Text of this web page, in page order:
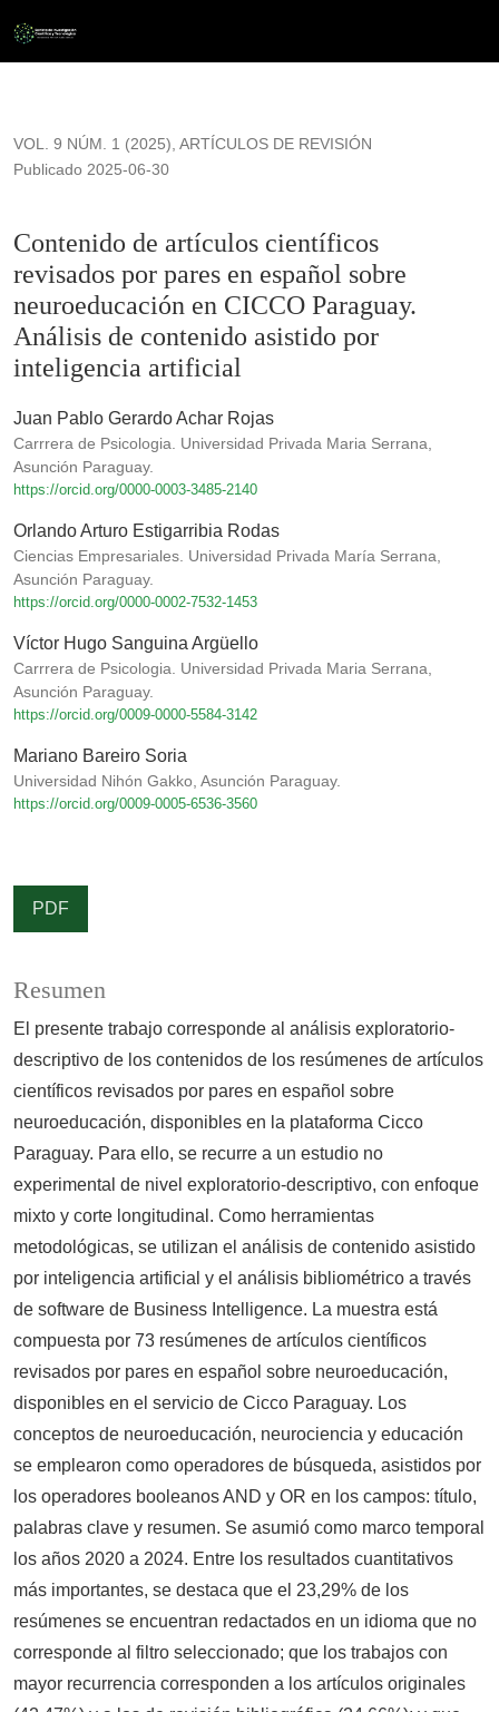
VOL. 9 NÚM. 1 (2025), ARTÍCULOS DE REVISIÓN
Contenido de artículos científicos
revisados por pares en español sobre
neuroeducación en CICCO Paraguay.
Análisis de contenido asistido por
inteligencia artificial
Publicado 2025-06-30
Juan Pablo Gerardo Achar Rojas
Carrrera de Psicologia. Universidad Privada Maria Serrana,
Asunción Paraguay.
https://orcid.org/0000-0003-3485-2140
Orlando Arturo Estigarribia Rodas
Ciencias Empresariales. Universidad Privada María Serrana,
Asunción Paraguay.
https://orcid.org/0000-0002-7532-1453
Víctor Hugo Sanguina Argüello
Carrrera de Psicologia. Universidad Privada Maria Serrana,
Asunción Paraguay.
https://orcid.org/0009-0000-5584-3142
Mariano Bareiro Soria
Universidad Nihón Gakko, Asunción Paraguay.
https://orcid.org/0009-0005-6536-3560
PDF
Resumen
El presente trabajo corresponde al análisis exploratorio-
descriptivo de los contenidos de los resúmenes de artículos
científicos revisados por pares en español sobre
neuroeducación, disponibles en la plataforma Cicco
Paraguay. Para ello, se recurre a un estudio no
experimental de nivel exploratorio-descriptivo, con enfoque
mixto y corte longitudinal. Como herramientas
metodológicas, se utilizan el análisis de contenido asistido
por inteligencia artificial y el análisis bibliométrico a través
de software de Business Intelligence. La muestra está
compuesta por 73 resúmenes de artículos científicos
revisados por pares en español sobre neuroeducación,
disponibles en el servicio de Cicco Paraguay. Los
conceptos de neuroeducación, neurociencia y educación
se emplearon como operadores de búsqueda, asistidos por
los operadores booleanos AND y OR en los campos: título,
palabras clave y resumen. Se asumió como marco temporal
los años 2020 a 2024. Entre los resultados cuantitativos
más importantes, se destaca que el 23,29% de los
resúmenes se encuentran redactados en un idioma que no
corresponde al filtro seleccionado; que los trabajos con
mayor recurrencia corresponden a los artículos originales